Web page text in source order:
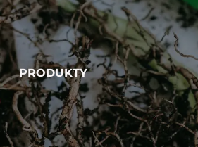
PRODUKTY